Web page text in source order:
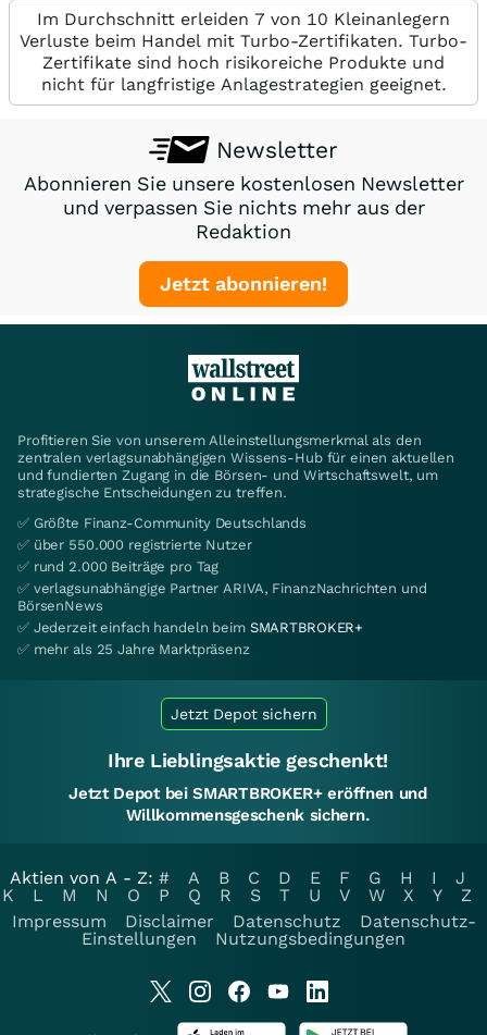
Im Durchschnitt erleiden 7 von 10 Kleinanlegern
Verluste beim Handel mit Turbo-Zertifikaten. Turbo-
Zertifikate sind hoch risikoreiche Produkte und
nicht für langfristige Anlagestrategien geeignet.
Newsletter
Abonnieren Sie unsere kostenlosen Newsletter
und verpassen Sie nichts mehr aus der
Redaktion
Jetzt abonnieren!
Profitieren Sie von unserem Alleinstellungsmerkmal als den
zentralen verlagsunabhängigen Wissens-Hub für einen aktuellen
und fundierten Zugang in die Börsen- und Wirtschaftswelt, um
strategische Entscheidungen zu treffen.
✅ Größte Finanz-Community Deutschlands
✅ über 550.000 registrierte Nutzer
✅ rund 2.000 Beiträge pro Tag
✅ verlagsunabhängige Partner ARIVA, FinanzNachrichten und
BörsenNews
✅ Jederzeit einfach handeln beim SMARTBROKER+
✅ mehr als 25 Jahre Marktpräsenz
Jetzt Depot sichern
Ihre Lieblingsaktie geschenkt!
Jetzt Depot bei SMARTBROKER+ eröffnen und
Willkommensgeschenk sichern.
Aktien von A - Z: # A B C D E F G H I
J
K
L M N O P Q R S T U V W X Y
Z
Impressum
Disclaimer Datenschutz
Datenschutz-
Einstellungen
Nutzungsbedingungen